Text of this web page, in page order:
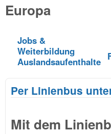
Europa
Jobs &
Weiterbildung
Auslandsaufenthalte
Per Linienbus
Mit dem